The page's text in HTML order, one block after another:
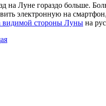
на Луне гораздо больше.
электронную на
видимой стороны Луны на